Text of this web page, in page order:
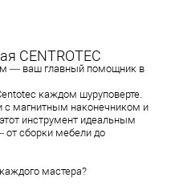
CENTROTEC
— ваш главный помощник в
каждом шуруповерте.
с магнитным наконечником и
инструмент идеальным
сборки мебели до
мастера?